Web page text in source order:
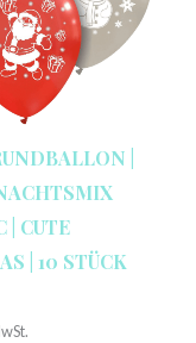
|
| CUTE
| 10 STÜCK